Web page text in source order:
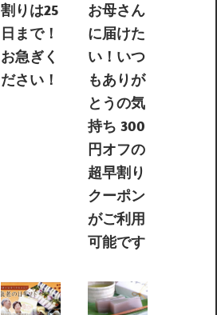
割りは25
日まで！
お急ぎく
ださい！
お母さん
に届けた
い！いつ
もありが
とうの気
持ち 300
円オフの
超早割り
クーポン
がご利用
可能です